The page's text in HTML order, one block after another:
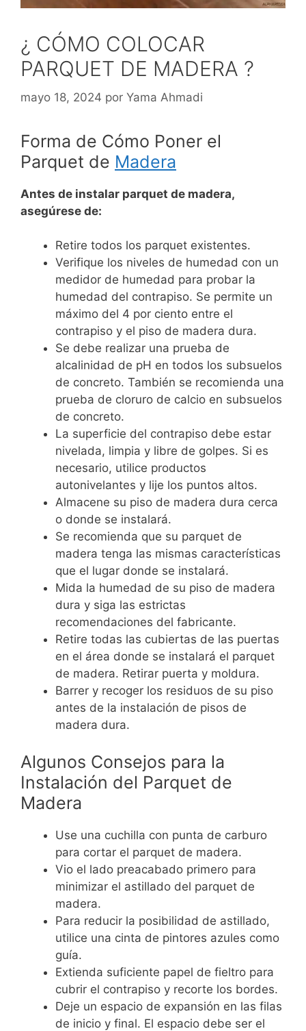
¿ CÓMO COLOCAR
PARQUET DE MADERA ?
mayo 18, 2024 por Yama Ahmadi
Forma de Cómo Poner el
Parquet de Madera
Antes de instalar parquet de madera,
asegúrese de:
Retire todos los parquet existentes.
Verifique los niveles de humedad con un
medidor de humedad para probar la
humedad del contrapiso. Se permite un
máximo del 4 por ciento entre el
contrapiso y el piso de madera dura.
Se debe realizar una prueba de
alcalinidad de pH en todos los subsuelos
de concreto. También se recomienda una
prueba de cloruro de calcio en subsuelos
de concreto.
La superficie del contrapiso debe estar
nivelada, limpia y libre de golpes. Si es
necesario, utilice productos
autonivelantes y lije los puntos altos.
Almacene su piso de madera dura cerca
o donde se instalará.
Se recomienda que su parquet de
madera tenga las mismas características
que el lugar donde se instalará.
Mida la humedad de su piso de madera
dura y siga las estrictas
recomendaciones del fabricante.
Retire todas las cubiertas de las puertas
en el área donde se instalará el parquet
de madera. Retirar puerta y moldura.
Barrer y recoger los residuos de su piso
antes de la instalación de pisos de
madera dura.
Algunos Consejos para la
Instalación del Parquet de
Madera
Use una cuchilla con punta de carburo
para cortar el parquet de madera.
Vio el lado preacabado primero para
minimizar el astillado del parquet de
madera.
Para reducir la posibilidad de astillado,
utilice una cinta de pintores azules como
guía.
Extienda suficiente papel de fieltro para
cubrir el contrapiso y recorte los bordes.
Deje un espacio de expansión en las filas
de inicio y final. El espacio debe ser el